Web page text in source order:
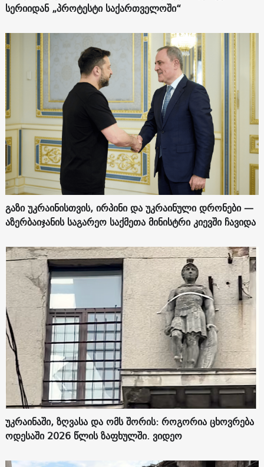
სერიიდან „პროტესტი საქართველოში“
გაზი უკრაინისთვის, ირპინი და უკრაინული დრონები —
აზერბაიჯანის საგარეო საქმეთა მინისტრი კიევში ჩავიდა
უკრაინაში, ზღვასა და ომს შორის: როგორია ცხოვრება
ოდესაში 2026 წლის ზაფხულში. ვიდეო